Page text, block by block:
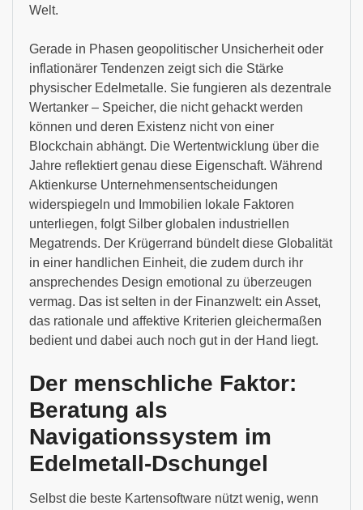
Welt.
Gerade in Phasen geopolitischer Unsicherheit oder
inflationärer Tendenzen zeigt sich die Stärke
physischer Edelmetalle. Sie fungieren als dezentrale
Wertanker – Speicher, die nicht gehackt werden
können und deren Existenz nicht von einer
Blockchain abhängt. Die Wertentwicklung über die
Jahre reflektiert genau diese Eigenschaft. Während
Aktienkurse Unternehmensentscheidungen
widerspiegeln und Immobilien lokale Faktoren
unterliegen, folgt Silber globalen industriellen
Megatrends. Der Krügerrand bündelt diese Globalität
in einer handlichen Einheit, die zudem durch ihr
ansprechendes Design emotional zu überzeugen
vermag. Das ist selten in der Finanzwelt: ein Asset,
das rationale und affektive Kriterien gleichermaßen
bedient und dabei auch noch gut in der Hand liegt.
Der menschliche Faktor:
Beratung als
Navigationssystem im
Edelmetall-Dschungel
Selbst die beste Kartensoftware nützt wenig, wenn